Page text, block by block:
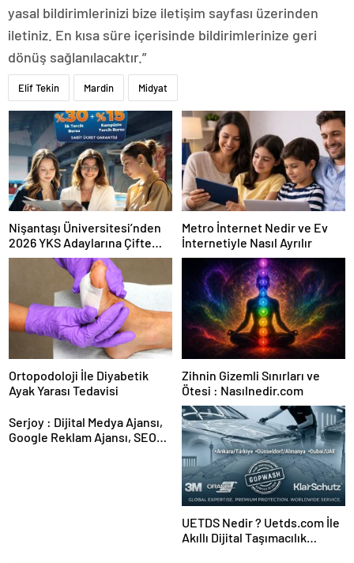
yasal bildirimlerinizi bize iletişim sayfası üzerinden
iletiniz. En kısa süre içerisinde bildirimlerinize geri
dönüş sağlanılacaktır.”
Elif Tekin Mardin Midyat
Nişantaşı Üniversitesi’nden
2026 YKS Adaylarına Çifte
Güvence: Sabit Ücret ve
Kesintisiz Burs
Metro İnternet Nedir ve Ev
İnternetiyle Nasıl Ayrılır
Ortopodoloji İle Diyabetik
Ayak Yarası Tedavisi
Zihnin Gizemli Sınırları ve
Ötesi : Nasılnedir.com
Serjoy : Dijital Medya Ajansı,
Google Reklam Ajansı, SEO
UETDS Nedir ? Uetds.com İle
Akıllı Dijital Taşımacılık